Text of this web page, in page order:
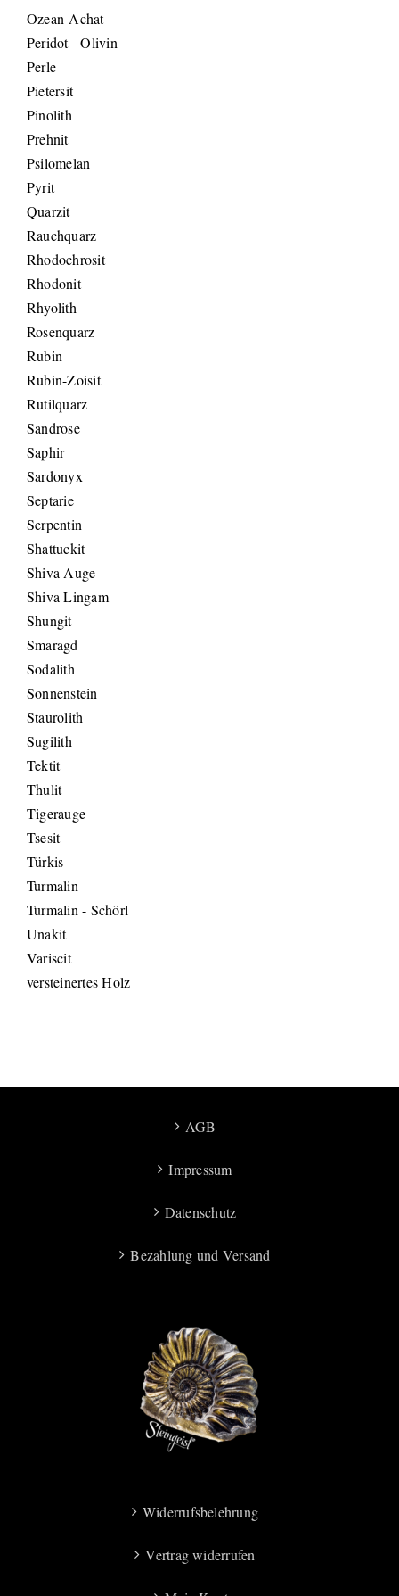
Ozean-Achat
Peridot - Olivin
Perle
Pietersit
Pinolith
Prehnit
Psilomelan
Pyrit
Quarzit
Rauchquarz
Rhodochrosit
Rhodonit
Rhyolith
Rosenquarz
Rubin
Rubin-Zoisit
Rutilquarz
Sandrose
Saphir
Sardonyx
Septarie
Serpentin
Shattuckit
Shiva Auge
Shiva Lingam
Shungit
Smaragd
Sodalith
Sonnenstein
Staurolith
Sugilith
Tektit
Thulit
Tigerauge
Tsesit
Türkis
Turmalin
Turmalin - Schörl
Unakit
Variscit
versteinertes Holz
AGB
Impressum
Datenschutz
Bezahlung und Versand
Widerrufsbelehrung
Vertrag widerrufen